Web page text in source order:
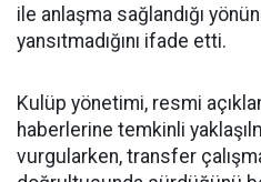
ile anlaşma sağlandığı
yansıtmadığını ifade etti.
Kulüp yönetimi, resmi
haberlerine temkinli
vurgularken, transfer